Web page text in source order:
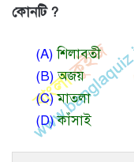
কোনটি ?
(A)শিলাবতী
(B)অজয়
(C)মাতলা
(D)কাঁসাই